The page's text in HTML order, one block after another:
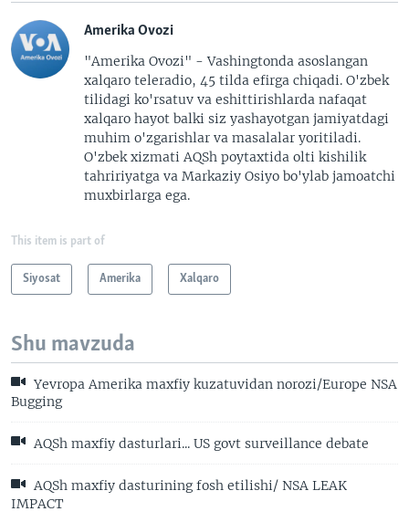
Amerika Ovozi
"Amerika Ovozi" - Vashingtonda asoslangan
xalqaro teleradio, 45 tilda efirga chiqadi. O'zbek
tilidagi ko'rsatuv va eshittirishlarda nafaqat
xalqaro hayot balki siz yashayotgan jamiyatdagi
muhim o'zgarishlar va masalalar yoritiladi.
O'zbek xizmati AQSh poytaxtida olti kishilik
tahririyatga va Markaziy Osiyo bo'ylab jamoatchi
muxbirlarga ega.
This item is part of
Siyosat Amerika Xalqaro
Shu mavzuda
Yevropa Amerika maxfiy kuzatuvidan norozi/Europe NSA
Bugging
AQSh maxfiy dasturlari... US govt surveillance debate
AQSh maxfiy dasturining fosh etilishi/ NSA LEAK
IMPACT